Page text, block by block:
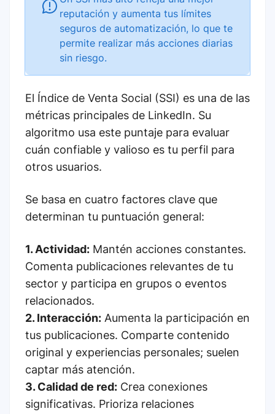
reputación y aumenta tus límites
seguros de automatización, lo que te
permite realizar más acciones diarias
sin riesgo.
El Índice de Venta Social (SSI) es una de las
métricas principales de LinkedIn. Su
algoritmo usa este puntaje para evaluar
cuán confiable y valioso es tu perfil para
otros usuarios.
Se basa en cuatro factores clave que
determinan tu puntuación general:
1. Actividad: Mantén acciones constantes.
Comenta publicaciones relevantes de tu
sector y participa en grupos o eventos
relacionados.
2. Interacción: Aumenta la participación en
tus publicaciones. Comparte contenido
original y experiencias personales; suelen
captar más atención.
3. Calidad de red: Crea conexiones
significativas. Prioriza relaciones